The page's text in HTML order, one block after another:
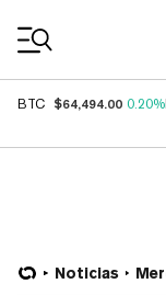
BTC $64,494.00 0.20%
Noticias